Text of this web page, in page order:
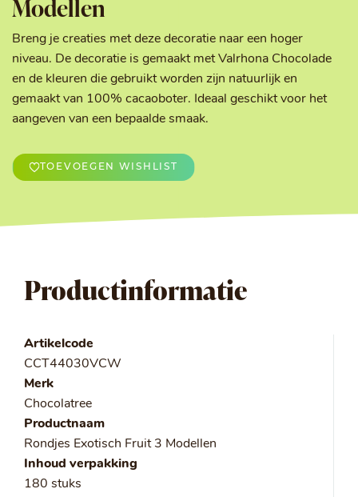
Modellen
Breng je creaties met deze decoratie naar een hoger
niveau. De decoratie is gemaakt met Valrhona Chocolade
en de kleuren die gebruikt worden zijn natuurlijk en
gemaakt van 100% cacaoboter. Ideaal geschikt voor het
aangeven van een bepaalde smaak.
TOEVOEGEN WISHLIST
Productinformatie
Artikelcode
CCT44030VCW
Merk
Chocolatree
Productnaam
Rondjes Exotisch Fruit 3 Modellen
Inhoud verpakking
180 stuks